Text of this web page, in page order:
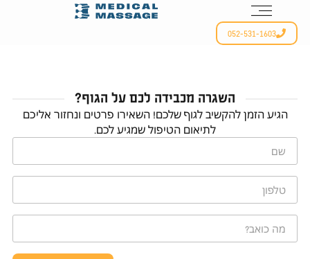
052-531-1603
השגרה מכבידה לכם על הגוף?
הגיע הזמן להקשיב לגוף שלכם! השאירו פרטים ונחזור אליכם
לתיאום הטיפול שמגיע לכם.